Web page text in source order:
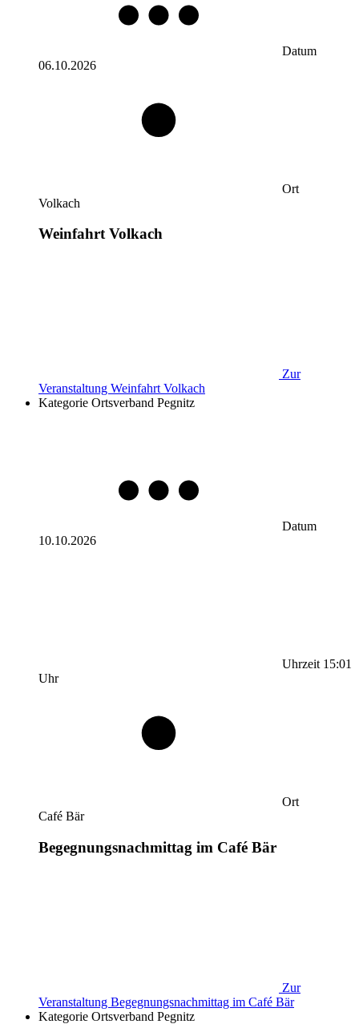
Datum
06.10.2026
Ort
Volkach
Weinfahrt Volkach
Zur
Veranstaltung Weinfahrt Volkach
Kategorie Ortsverband Pegnitz
Datum
10.10.2026
Uhrzeit 15:01
Uhr
Ort
Café Bär
Begegnungsnachmittag im Café Bär
Zur
Veranstaltung Begegnungsnachmittag im Café Bär
Kategorie Ortsverband Pegnitz